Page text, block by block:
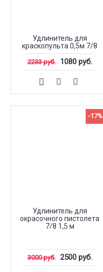
Удлинитель для
краскопульта 0,5м 7/8
2233 руб. 1080 руб.
-17%
Удлинитель для
окрасочного пистолета
7/8 1,5 м
3000 руб. 2500 руб.